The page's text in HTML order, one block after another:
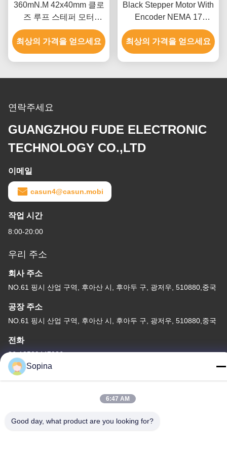
360mN.M 42x40mm 클로
즈 루프 스테퍼 모터
Nema 17 1000 Ppr 인코
더로 자동화 장비
최상의 가격을 얻으세요
Black Stepper Motor With
Encoder NEMA 17
340mN.M 1000pps 4단계
스테퍼 모터
최상의 가격을 얻으세요
연락주세요
GUANGZHOU FUDE ELECTRONIC
TECHNOLOGY CO.,LTD
이메일
casun4@casun.mobi
작업 시간
8:00-20:00
우리 주소
회사 주소
NO.61 핑시 산업 구역, 후아산 시, 후아두 구, 광저우, 510880,중국
공장 주소
NO.61 핑시 산업 구역, 후아산 시, 후아두 구, 광저우, 510880,중국
전화
86-13539447986
GUANGZHOU FUDE ELECTRONIC TECHNOLOGY CO.,LTD . 무
Sopina
6:47 AM
Good day, what product are you looking for?